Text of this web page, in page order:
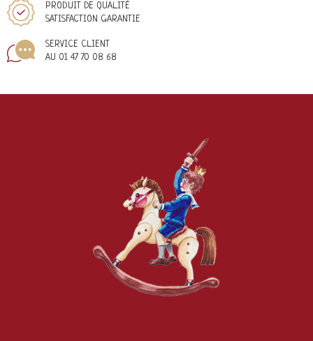
PRODUIT DE QUALITÉ
SATISFACTION GARANTIE
SERVICE CLIENT
AU 01 47 70 08 68